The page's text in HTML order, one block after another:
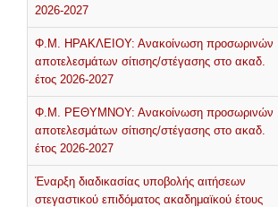
Φωτογραφικό Λεύκωμα
ΑΝΑΚΟΙΝΩΣΕΙΣ
ΕΠΙΚΟΙΝΩΝΊΑ
Προσωπικό
Φοιτητική Μέριμνα Ρεθύμνου
2026-2027
Φ.Μ. ΗΡΑΚΛΕΙΟΥ: Ανακοίνωση προσωρινών
αποτελεσμάτων σίτισης/στέγασης στο ακαδ.
έτος 2026-2027
Φ.Μ. ΡΕΘΥΜΝΟΥ: Ανακοίνωση προσωρινών
αποτελεσμάτων σίτισης/στέγασης στο ακαδ.
έτος 2026-2027
Έναρξη διαδικασίας υποβολής αιτήσεων
στεγαστικού επιδόματος ακαδημαϊκού έτους